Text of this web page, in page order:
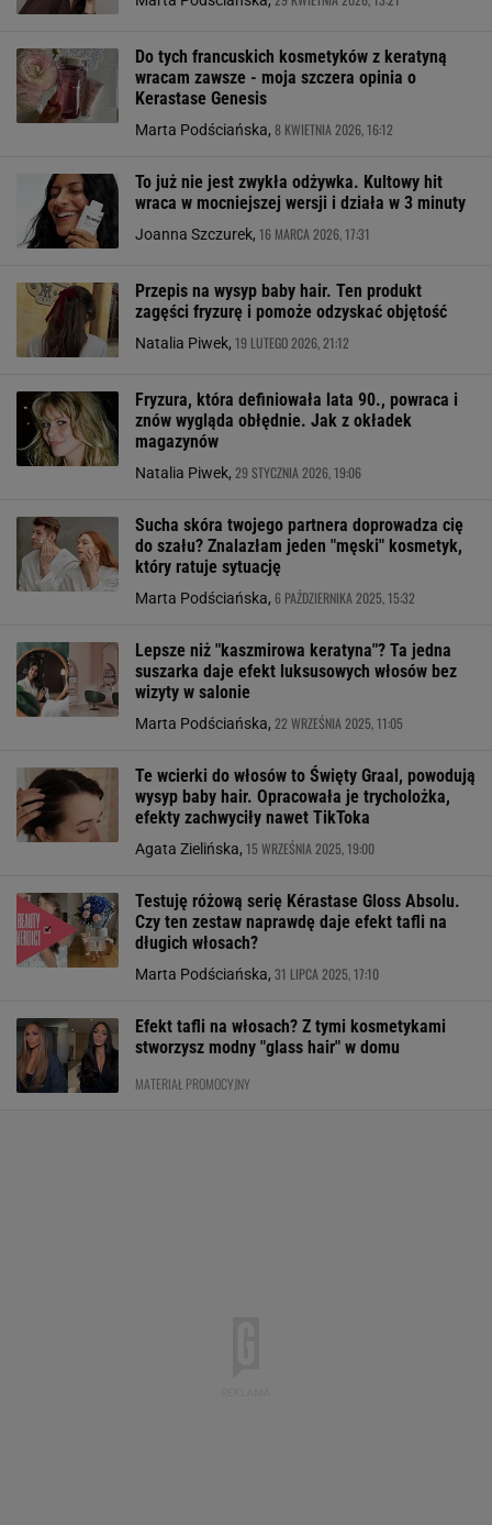
Do tych francuskich kosmetyków z keratyną
wracam zawsze - moja szczera opinia o
Kerastase Genesis
Marta Podściańska, 8 KWIETNIA 2026, 16:12
To już nie jest zwykła odżywka. Kultowy hit
wraca w mocniejszej wersji i działa w 3 minuty
Joanna Szczurek, 16 MARCA 2026, 17:31
Przepis na wysyp baby hair. Ten produkt
zagęści fryzurę i pomoże odzyskać objętość
Natalia Piwek, 19 LUTEGO 2026, 21:12
Fryzura, która definiowała lata 90., powraca i
znów wygląda obłędnie. Jak z okładek
magazynów
Natalia Piwek, 29 STYCZNIA 2026, 19:06
Sucha skóra twojego partnera doprowadza cię
do szału? Znalazłam jeden "męski" kosmetyk,
który ratuje sytuację
Marta Podściańska, 6 PAŹDZIERNIKA 2025, 15:32
Lepsze niż "kaszmirowa keratyna"? Ta jedna
suszarka daje efekt luksusowych włosów bez
wizyty w salonie
Marta Podściańska, 22 WRZEŚNIA 2025, 11:05
Te wcierki do włosów to Święty Graal, powodują
wysyp baby hair. Opracowała je trycholożka,
efekty zachwyciły nawet TikToka
Agata Zielińska, 15 WRZEŚNIA 2025, 19:00
Testuję różową serię Kérastase Gloss Absolu.
Czy ten zestaw naprawdę daje efekt tafli na
długich włosach?
Marta Podściańska, 31 LIPCA 2025, 17:10
Efekt tafli na włosach? Z tymi kosmetykami
stworzysz modny "glass hair" w domu
MATERIAŁ PROMOCYJNY